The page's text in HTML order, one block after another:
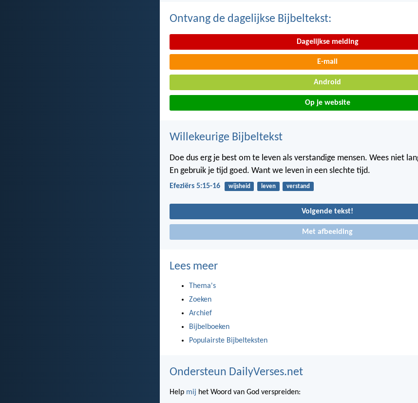
Ontvang de dagelijkse Bijbeltekst:
Dagelijkse melding
E-mail
Android
Op je website
Willekeurige Bijbeltekst
Doe dus erg je best om te leven als verstandige mensen. Wees niet
En gebruik je tijd goed. Want we leven in een slechte tijd.
Efeziërs 5:15-16 wijsheid leven verstand
Volgende tekst!
Met afbeelding
Lees meer
Thema's
Zoeken
Archief
Bijbelboeken
Populairste Bijbelteksten
Ondersteun DailyVerses.net
Help mij het Woord van God verspreiden: